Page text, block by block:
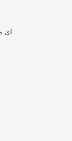
ای